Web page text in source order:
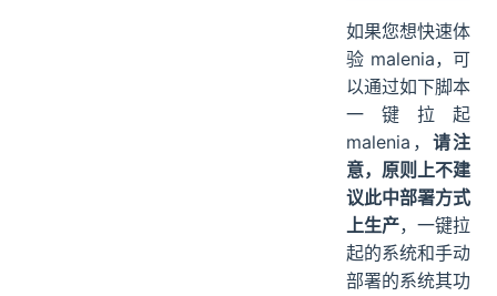
如果您想快速体
验 malenia，可
以通过如下脚本
一键拉起
malenia， 请注
意，原则上不建
议此中部署方式
上生产，一键拉
起的系统和手动
部署的系统其功